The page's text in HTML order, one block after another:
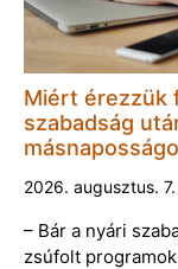
Miért érezzük
szabadság
2026. augusztus.
– Bár a nyári
zsúfolt